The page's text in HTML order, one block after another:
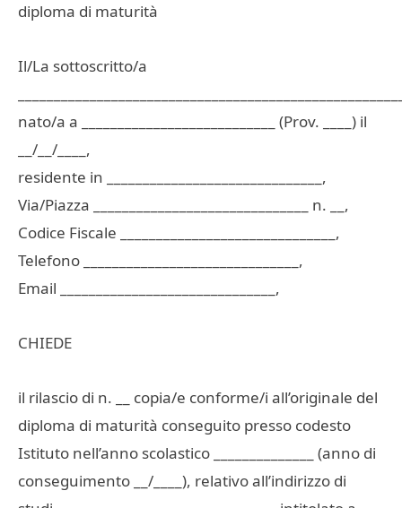
diploma di maturità
Il/La sottoscritto/a
nato/a a ___________________________ (Prov. ____) il
__/__/____,
residente in ______________________________,
Via/Piazza ______________________________ n. __,
Codice Fiscale ______________________________,
Telefono ______________________________,
Email ______________________________,
CHIEDE
il rilascio di n. __ copia/e conforme/i all’originale del
diploma di maturità conseguito presso codesto
Istituto nell’anno scolastico ______________ (anno di
conseguimento __/____), relativo all’indirizzo di